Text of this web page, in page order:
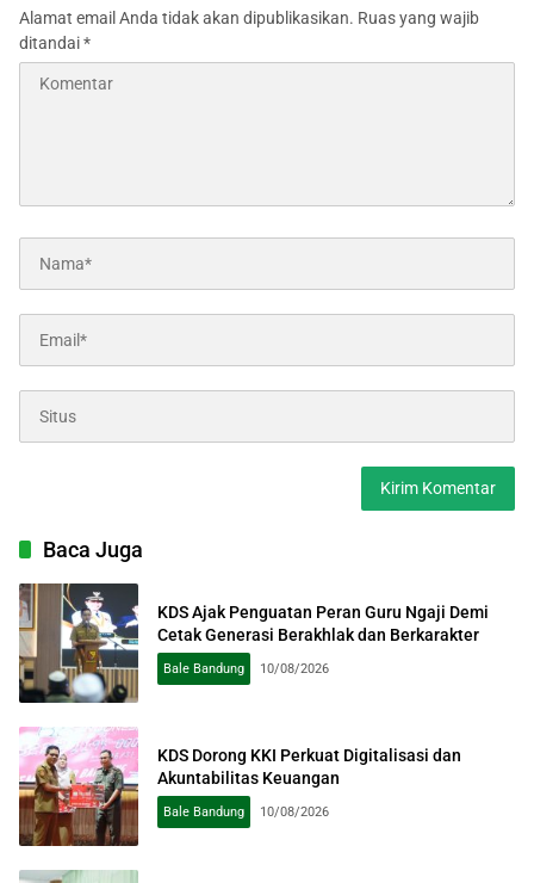
Alamat email Anda tidak akan dipublikasikan. Ruas yang wajib
ditandai*
Baca Juga
KDS Ajak Penguatan Peran Guru Ngaji Demi
Cetak Generasi Berakhlak dan Berkarakter
Bale Bandung 10/08/2026
KDS Dorong KKI Perkuat Digitalisasi dan
Akuntabilitas Keuangan
Bale Bandung 10/08/2026